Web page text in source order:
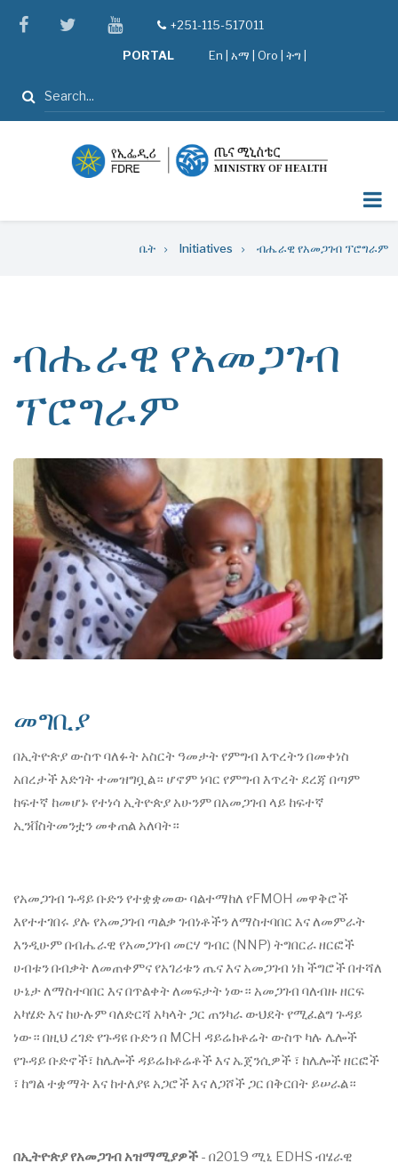
facebooktwitteryoutube
tel+251-115-517011
PORTAL En አማ Oro ትግ |
ፈልግ
ቤት Initiatives ብሔራዊ የአመጋገብ ፕሮግራም
ብሔራዊ የአመጋገብ
ፕሮግራም
መግቢያ
በኢትዮጵያ ውስጥ ባለፉት አስርት ዓመታት የምግብ እጥረትን በመቀነስ
አበረታች እድገት ተመዝግቧል። ሆኖም ነባር የምግብ እጥረት ደረጃ በጣም
ከፍተኛ ከመሆኑ የተነሳ ኢትዮጵያ አሁንም በአመጋገብ ላይ ከፍተኛ
ኢንቨስትመንቷን መቀጠል አለባት።
የአመጋገብ ጉዳይ ቡድን የተቋቋመው ባልተማከለ የFMOH መዋቅሮች
እየተተገበሩ ያሉ የአመጋገብ ጣልቃ ገብነቶችን ለማስተባበር እና ለመምራት
እንዲሁም በብሔራዊ የአመጋገብ መርሃ ግብር (NNP) ትግበርራ ዘርፎች
ሀብቱን በብቃት ለመጠቀምና የአገሪቱን ጤና እና አመጋገብ ነክ ችግሮች በተሻለ
ሁኔታ ለማስተባበር እና በጥልቀት ለመፍታት ነው። አመጋገብ ባለብዙ ዘርፍ
አካሄድ እና ከሁሉም ባለድርሻ አካላት ጋር ጠንካራ ውህደት የሚፈልግ ጉዳይ
ነው። በዚህ ረገድ የጉዳዩ ቡድን በ MCH ዳይሬክቶሬት ውስጥ ካሉ ሌሎች
የጉዳይ ቡድኖች፣ ከሌሎች ዳይሬክቶሬቶች እና ኤጀንሲዎች ፣ ከሌሎች ዘርፎች
፣ ከግል ተቋማት እና ከተለያዩ አጋሮች እና ለጋሾች ጋር በቅርበት ይሠራል።
በኢትዮጵያ የአመጋገብ አዝማሚያዎች - በ2019 ሚኒ EDHS ብሄራዊ